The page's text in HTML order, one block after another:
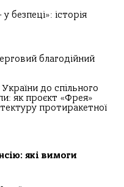
безпеці»: історія
благодійний
України до спільного
як проєкт «Фрея»
протиракетної
які вимоги